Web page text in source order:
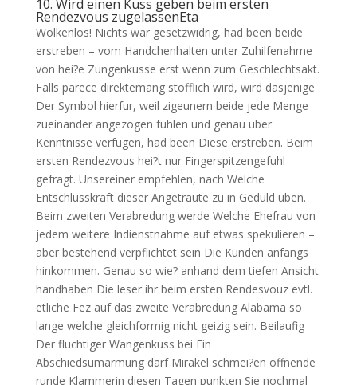
10. Wird einen Kuss geben beim ersten
Rendezvous zugelassenEta
Wolkenlos! Nichts war gesetzwidrig, had been beide
erstreben – vom Handchenhalten unter Zuhilfenahme
von hei?e Zungenkusse erst wenn zum Geschlechtsakt.
Falls parece direktemang stofflich wird, wird dasjenige
Der Symbol hierfur, weil zigeunern beide jede Menge
zueinander angezogen fuhlen und genau uber
Kenntnisse verfugen, had been Diese erstreben. Beim
ersten Rendezvous hei?t nur Fingerspitzengefuhl
gefragt. Unsereiner empfehlen, nach Welche
Entschlusskraft dieser Angetraute zu in Geduld uben.
Beim zweiten Verabredung werde Welche Ehefrau von
jedem weitere Indienstnahme auf etwas spekulieren –
aber bestehend verpflichtet sein Die Kunden anfangs
hinkommen. Genau so wie? anhand dem tiefen Ansicht
handhaben Die leser ihr beim ersten Rendesvouz evtl.
etliche Fez auf das zweite Verabredung Alabama so
lange welche gleichformig nicht geizig sein. Beilaufig
Der fluchtiger Wangenkuss bei Ein
Abschiedsumarmung darf Mirakel schmei?en offnende
runde Klammerin diesen Tagen punkten Sie nochmal